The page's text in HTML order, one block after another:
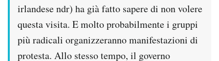
irlandese ndr) ha già fatto sapere di non volere
questa visita. E molto probabilmente i gruppi
più radicali organizzeranno manifestazioni di
protesta. Allo stesso tempo, il governo